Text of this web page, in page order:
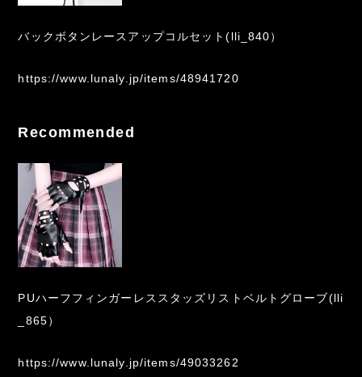
バックボタンレースアップコルセット(lli_840）
https://www.lunaly.jp/items/48941720
Recommended
PUハーフフィンガーレススタッズリストベルトグローブ(lli
_865）
https://www.lunaly.jp/items/49033262